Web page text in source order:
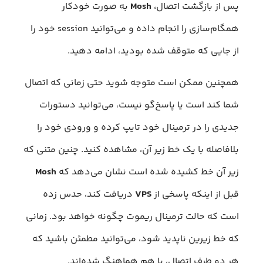
پس از بازگشت اتصال، Mosh به صورت خودکار
همگام‌سازی را انجام داده و می‌توانید session خود را
از جایی که متوقف شده بودید، ادامه دهید.
همچنین ممکن است متوجه شوید حتی زمانی که اتصال
شما کند است یا پاسخ‌گو نیست، می‌توانید دستورات
جدیدی را در ترمینال خود تایپ کرده و ورودی خود را
بلافاصله با یک خط زیر آن، مشاهده کنید. چنین متنی که
زیر آن خط کشیده شده است نشان می‌دهد که Mosh
قبل از اینکه پاسخی ازVPS دریافت کند، حدس زده
است که حالت ترمینال ریموت چگونه خواهد بود. زمانی
که خط زیرین ناپدید شود، می‌توانید مطمئن باشید که